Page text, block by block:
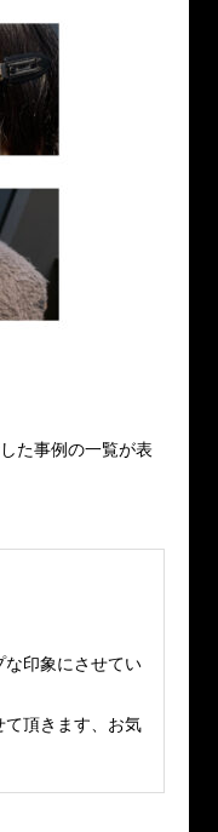
た事例の一覧が表
印象にさせてい
て頂きます、お気